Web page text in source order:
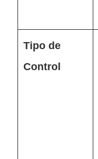
Tipo de
Control